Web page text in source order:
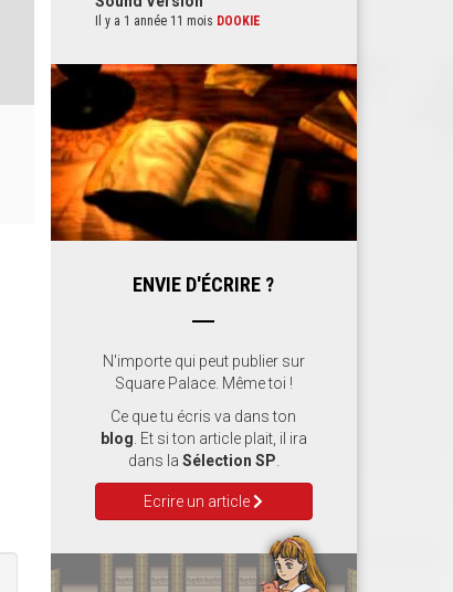
Il y a 1 année 11 mois DOOKIE
ENVIE D'ÉCRIRE ?
N'importe qui peut publier sur
Square Palace. Même toi !
Ce que tu écris va dans ton
blog . Et si ton article plait, il ira
dans la Sélection SP
Ecrire un article